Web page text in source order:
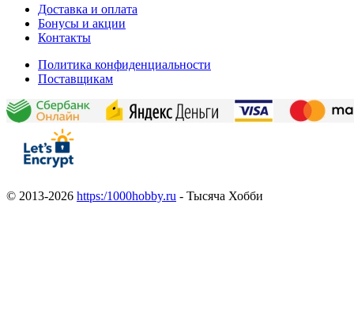
Доставка и оплата
Бонусы и акции
Контакты
Политика конфиденциальности
Поставщикам
© 2013-2026 https:/1000hobby.ru - Тысяча Хобби